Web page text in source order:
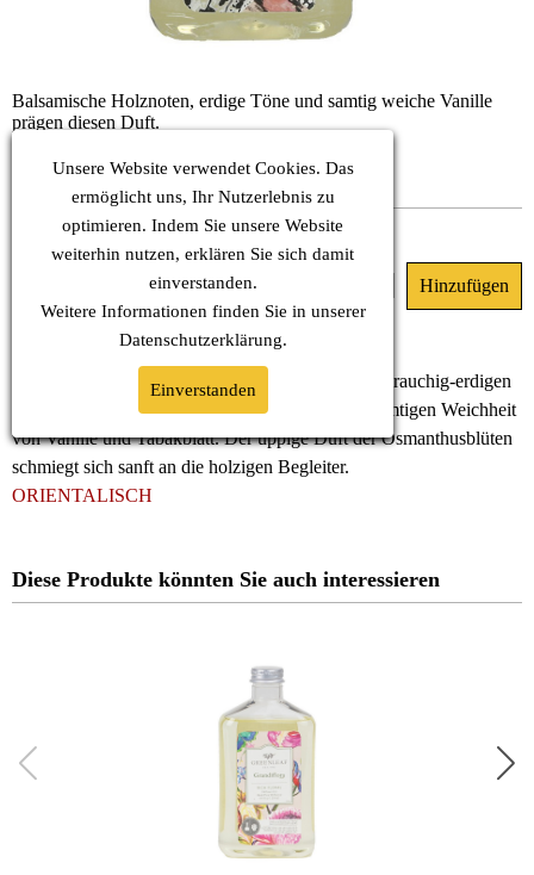
Balsamische Holznoten, erdige Töne und samtig weiche Vanille
prägen diesen Duft.
HERZ: Osmanthus, Tabakblatt, Weihrauch
BASIS: Vanille, Zeder, Vetiver, Patchouli
Sofort verfügbar
(MwSt. Inkl.)
Der Duft ist geprägt von balsamischen Holznoten, rauchig-erdigen
Tönen von Weihrauch und Vetivergras und der samtigen Weichheit
von Vanille und Tabakblatt. Der üppige Duft der Osmanthusblüten
schmiegt sich sanft an die holzigen Begleiter.
ORIENTALISCH
Diese Produkte könnten Sie auch interessieren
Unsere Website verwendet Cookies. Das
ermöglicht uns, Ihr Nutzerlebnis zu
optimieren. Indem Sie unsere Website
weiterhin nutzen, erklären Sie sich damit
einverstanden.
Weitere Informationen finden Sie in unserer
Datenschutzerklärung.
Einverstanden